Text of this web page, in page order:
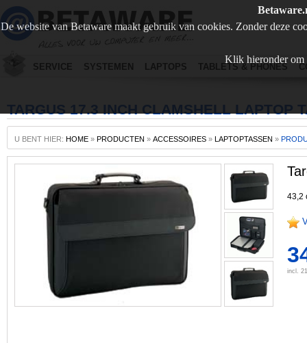
De website van Betaware maakt gebruik van cookies. Zonder deze
Klik hieronder om
SERVICE SYSTEMEN LAPTOPS TABLETS & PHONES
TARGUS 17.3 INCH CLAMSHELL LAPTOP
U BENT HIER: HOME » PRODUCTEN » ACCESSOIRES » LAPTOPTASSEN »
43,2
incl.